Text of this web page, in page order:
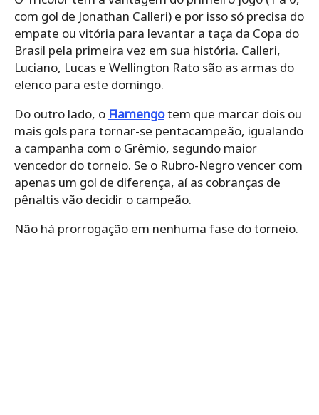
com gol de Jonathan Calleri) e por isso só precisa do
empate ou vitória para levantar a taça da Copa do
Brasil pela primeira vez em sua história. Calleri,
Luciano, Lucas e Wellington Rato são as armas do
elenco para este domingo.
Do outro lado, o Flamengotem que marcar dois ou
mais gols para tornar-se pentacampeão, igualando
a campanha com o Grêmio, segundo maior
vencedor do torneio. Se o Rubro-Negro vencer com
apenas um gol de diferença, aí as cobranças de
pênaltis vão decidir o campeão.
Não há prorrogação em nenhuma fase do torneio.